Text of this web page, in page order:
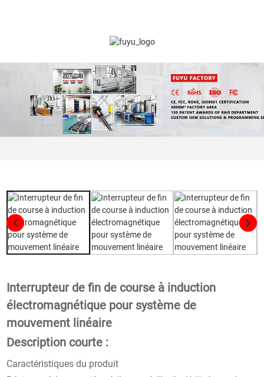
Interrupteur de fin de course à induction
électromagnétique pour système de
mouvement linéaire
Description courte :
Caractéristiques du produit